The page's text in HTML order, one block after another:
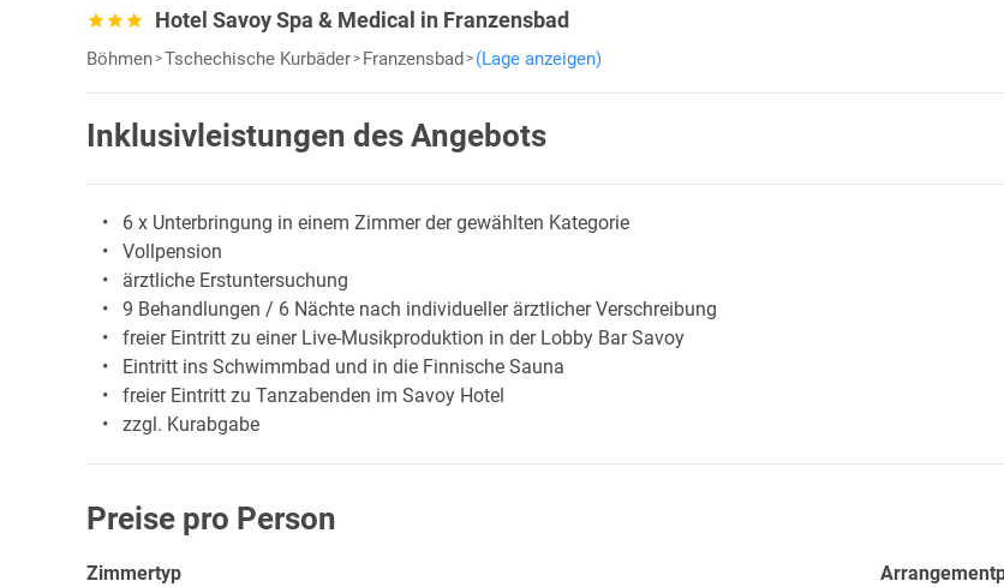
Hotel Savoy Spa & Medical in Franzensbad
Böhmen Tschechische Kurbäder Franzensbad (Lage anzeigen)
Inklusivleistungen des Angebots
6 x Unterbringung in einem Zimmer der gewählten Kategorie
Vollpension
ärztliche Erstuntersuchung
9 Behandlungen / 6 Nächte nach individueller ärztlicher Verschreibung
freier Eintritt zu einer Live-Musikproduktion in der Lobby Bar Savoy
Eintritt ins Schwimmbad und in die Finnische Sauna
freier Eintritt zu Tanzabenden im Savoy Hotel
zzgl. Kurabgabe
Preise pro Person
Zimmertyp